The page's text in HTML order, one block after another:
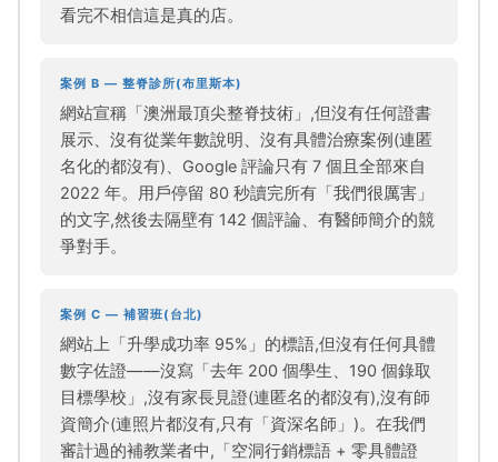
看完不相信這是真的店。
案例 B — 整脊診所(布里斯本)
網站宣稱「澳洲最頂尖整脊技術」,但沒有任何證書
展示、沒有從業年數說明、沒有具體治療案例(連匿
名化的都沒有)、Google 評論只有 7 個且全部來自
2022 年。用戶停留 80 秒讀完所有「我們很厲害」
的文字,然後去隔壁有 142 個評論、有醫師簡介的競
爭對手。
案例 C — 補習班(台北)
網站上「升學成功率 95%」的標語,但沒有任何具體
數字佐證——沒寫「去年 200 個學生、190 個錄取
目標學校」,沒有家長見證(連匿名的都沒有),沒有師
資簡介(連照片都沒有,只有「資深名師」)。在我們
審計過的補教業者中,「空洞行銷標語 + 零具體證